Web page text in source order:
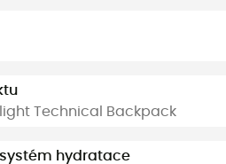
Technical Backpack
hydratace